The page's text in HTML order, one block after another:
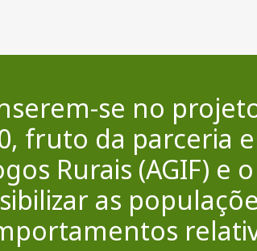
se no
fruto da parceria
Rurais (AGIF) e
as